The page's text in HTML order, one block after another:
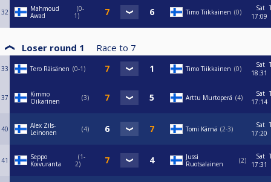
32
Mahmoud
Awad
0-
1
Timo Tiikkainen 0
Sat
17:09
Loser round 1 Race to 7
33 Tero Räisänen 0-1 Timo Tiikkainen 0
Sat
18:31
37
Kimmo
Oikarinen
3 Arttu Murtoperä 4
Sat
17:14
40
Alex Zils-
Leinonen
4 Tomi Kärnä 2-3
Sat
17:20
41
Seppo
Koivuranta
1-
2
Jussi
Ruotsalainen
2
Sat
17:31